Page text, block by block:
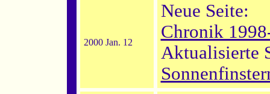
2000 Jan. 12
Neue Seite:
Chronik
Aktualisierte